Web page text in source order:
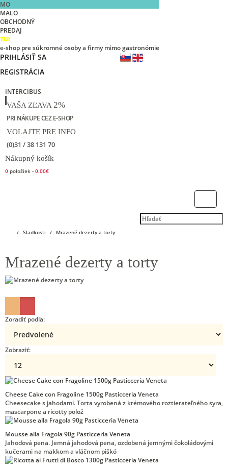
MO
MALO
OBCHODNÝ
PREDAJ
TU!
e-shop pre súkromné osoby a firmy mimo gastronómie
PRIHLÁSIŤ SA
REGISTRÁCIA
INTERCIBUS
VAŠA ZĽAVA 2%
PRI NÁKUPE CEZ E-SHOP
VOLAJTE PRE INFO
(0)31 / 38 131 70
Nákupný košík
0 položiek - 0.00€
Sladkosti Mrazené dezerty a torty
Mrazené dezerty a torty
Zoradiť podľa:
Zobraziť:
Cheese Cake con Fragoline 1500g Pasticceria Veneta
Cheesecake s jahodami. Torta vyrobená z krémového roztierateľného syra,
mascarpone a ricotty polož
Mousse alla Fragola 90g Pasticceria Veneta
Jahodová pena. Jemná jahodová pena, ozdobená jemnými čokoládovými
kučerami na mäkkom a vláčnom piškó